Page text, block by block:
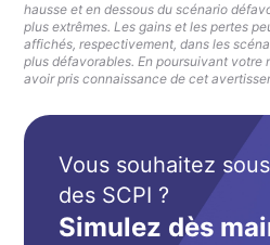
hausse et en dessous du scénario
plus extrêmes. Les gains et les pertes
affichés, respectivement, dans les
plus défavorables. En poursuivant votre
avoir pris connaissance de cet
Vous souhaitez
des SCPI ?
Simulez dès